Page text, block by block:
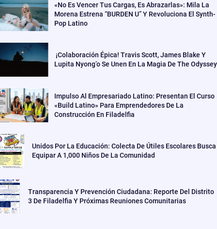
«No Es Vencer Tus Cargas, Es Abrazarlas»: Mila La
Morena Estrena “BURDEN U” Y Revoluciona El Synth-
Pop Latino
¡Colaboración Épica! Travis Scott, James Blake Y
Lupita Nyong’o Se Unen En La Magia De The Odyssey
Impulso Al Empresariado Latino: Presentan El Curso
«Build Latino» Para Emprendedores De La
Construcción En Filadelfia
Unidos Por La Educación: Colecta De Útiles Escolares Busca
Equipar A 1,000 Niños De La Comunidad
Transparencia Y Prevención Ciudadana: Reporte Del Distrito
3 De Filadelfia Y Próximas Reuniones Comunitarias